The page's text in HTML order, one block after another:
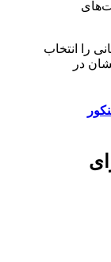
را انتخاب
در